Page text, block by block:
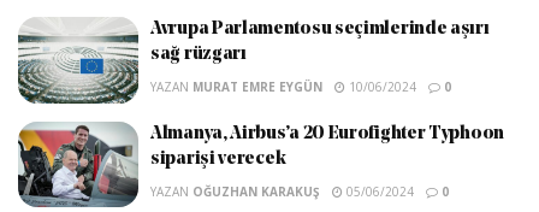
Avrupa Parlamentosu seçimlerinde aşırı
sağ rüzgarı
YAZAN MURAT EMRE EYGÜN 10/06/2024 0
Almanya, Airbus’a 20 Eurofighter Typhoon
siparişi verecek
YAZAN OĞUZHAN KARAKUŞ 05/06/2024 0